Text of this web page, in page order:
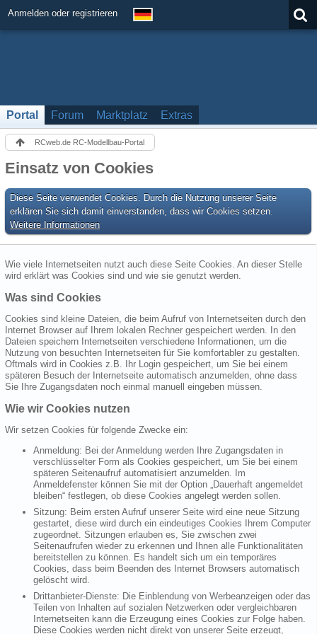
Anmelden oder registrieren
Portal Forum Marktplatz Extras
RCweb.de RC-Modellbau-Portal
Einsatz von Cookies
Diese Seite verwendet Cookies. Durch die Nutzung unserer Seite
erklären Sie sich damit einverstanden, dass wir Cookies setzen.
Weitere Informationen
Wie viele Internetseiten nutzt auch diese Seite Cookies. An dieser Stelle
wird erklärt was Cookies sind und wie sie genutzt werden.
Was sind Cookies
Cookies sind kleine Dateien, die beim Aufruf von Internetseiten durch den
Internet Browser auf Ihrem lokalen Rechner gespeichert werden. In den
Dateien speichern Internetseiten verschiedene Informationen, um die
Nutzung von besuchten Internetseiten für Sie komfortabler zu gestalten.
Oftmals wird in Cookies z.B. Ihr Login gespeichert, um Sie bei einem
späteren Besuch der Internetseite automatisch anzumelden, ohne dass
Sie Ihre Zugangsdaten noch einmal manuell eingeben müssen.
Wie wir Cookies nutzen
Wir setzen Cookies für folgende Zwecke ein:
Anmeldung: Bei der Anmeldung werden Ihre Zugangsdaten in
verschlüsselter Form als Cookies gespeichert, um Sie bei einem
späteren Seitenaufruf automatisiert anzumelden. Im
Anmeldefenster können Sie mit der Option „Dauerhaft angemeldet
bleiben“ festlegen, ob diese Cookies angelegt werden sollen.
Sitzung: Beim ersten Aufruf unserer Seite wird eine neue Sitzung
gestartet, diese wird durch ein eindeutiges Cookies Ihrem Computer
zugeordnet. Sitzungen erlauben es, Sie zwischen zwei
Seitenaufrufen wieder zu erkennen und Ihnen alle Funktionalitäten
bereitstellen zu können. Es handelt sich um ein temporäres
Cookies, dass beim Beenden des Internet Browsers automatisch
gelöscht wird.
Drittanbieter-Dienste: Die Einblendung von Werbeanzeigen oder das
Teilen von Inhalten auf sozialen Netzwerken oder vergleichbaren
Internetseiten kann die Erzeugung eines Cookies zur Folge haben.
Diese Cookies werden nicht direkt von unserer Seite erzeugt,